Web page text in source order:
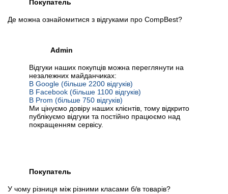
Покупатель
Де можна ознайомитися з відгуками про CompBest?
Admin
Відгуки наших покупців можна переглянути на
незалежних майданчиках:
В Google (більше 2200 відгуків)
В Facebook (більше 1100 відгуків)
В Prom (більше 750 відгуків)
Ми цінуємо довіру наших клієнтів, тому відкрито
публікуємо відгуки та постійно працюємо над
покращенням сервісу.
Покупатель
У чому різниця між різними класами б/в товарів?